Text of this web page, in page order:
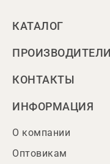
КАТАЛОГ
ПРОИЗВОДИТЕЛИ
КОНТАКТЫ
ИНФОРМАЦИЯ
О компании
Оптовикам